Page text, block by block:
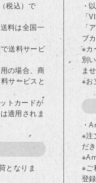
税込）で
料は全国一
送料サービ
の場合、商
サービスと
トカードが
適用されま
となりま
・
「
「
ブ
※カ
別
ま
※お
・
※注
だ
※ご
登